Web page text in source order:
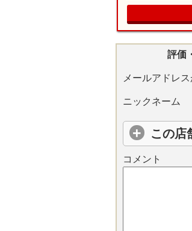
評価
メールアドレ
ニックネーム
この店
コメント